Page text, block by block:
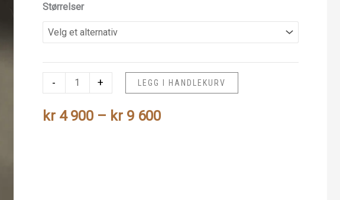
Størrelser
-
Bjørn
antall
+ LEGG I HANDLEKURV
kr4 900 – kr9 600Prisområde: